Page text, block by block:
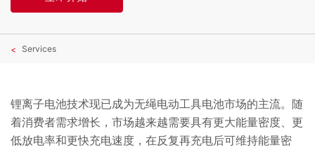
Services
锂离子电池技术现已成为无绳电动工具电池市场的主流。随
着消费者需求增长，市场越来越需要具有更大能量密度、更
低放电率和更快充电速度，在反复再充电后可维持能量密